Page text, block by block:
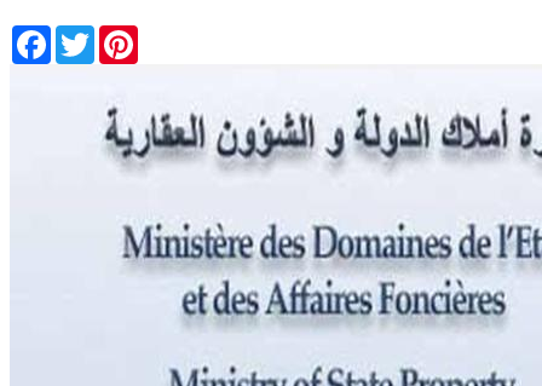
Facebook
Twitter